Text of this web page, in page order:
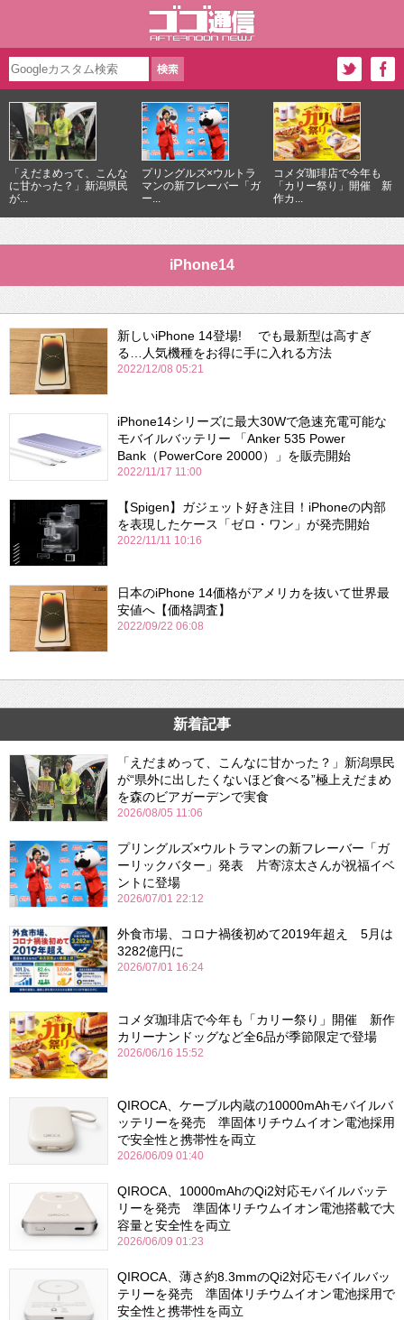
「えだまめって、こんな
に甘かった？」新潟県民
が...
プリングルズ×ウルトラ
マンの新フレーバー「ガ
ー...
コメダ珈琲店で今年も
「カリー祭り」開催 新
作カ...
iPhone14
新しいiPhone 14登場! でも最新型は高すぎ
る…人気機種をお得に手に入れる方法
2022/12/08 05:21
iPhone14シリーズに最⼤30Wで急速充電可能な
モバイルバッテリー 「Anker 535 Power
Bank（PowerCore 20000）」を販売開始
2022/11/17 11:00
【Spigen】ガジェット好き注目！iPhoneの内部
を表現したケース「ゼロ・ワン」が発売開始
2022/11/11 10:16
日本のiPhone 14価格がアメリカを抜いて世界最
安値へ【価格調査】
2022/09/22 06:08
新着記事
「えだまめって、こんなに甘かった？」新潟県民
が“県外に出したくないほど食べる”極上えだまめ
を森のビアガーデンで実食
2026/08/05 11:06
プリングルズ×ウルトラマンの新フレーバー「ガ
ーリックバター」発表 片寄涼太さんが祝福イベ
ントに登場
2026/07/01 22:12
外食市場、コロナ禍後初めて2019年超え 5月は
3282億円に
2026/07/01 16:24
コメダ珈琲店で今年も「カリー祭り」開催 新作
カリーナンドッグなど全6品が季節限定で登場
2026/06/16 15:52
QIROCA、ケーブル内蔵の10000mAhモバイルバ
ッテリーを発売 準固体リチウムイオン電池採用
で安全性と携帯性を両立
2026/06/09 01:40
QIROCA、10000mAhのQi2対応モバイルバッテ
リーを発売 準固体リチウムイオン電池搭載で大
容量と安全性を両立
2026/06/09 01:23
QIROCA、薄さ約8.3mmのQi2対応モバイルバッ
テリーを発売 準固体リチウムイオン電池採用で
安全性と携帯性を両立